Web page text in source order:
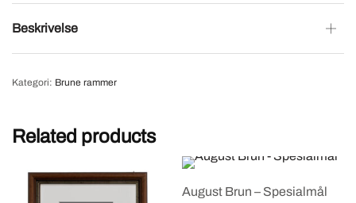
Beskrivelse
Kategori: Brune rammer
Related products
August Brun – Spesialmål